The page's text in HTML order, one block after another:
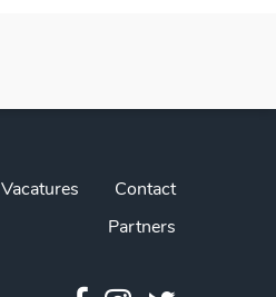
Vacatures
Contact
Partners